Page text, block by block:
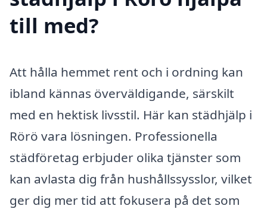
till med?
Att hålla hemmet rent och i ordning kan
ibland kännas överväldigande, särskilt
med en hektisk livsstil. Här kan städhjälp i
Rörö vara lösningen. Professionella
städföretag erbjuder olika tjänster som
kan avlasta dig från hushållssysslor, vilket
ger dig mer tid att fokusera på det som